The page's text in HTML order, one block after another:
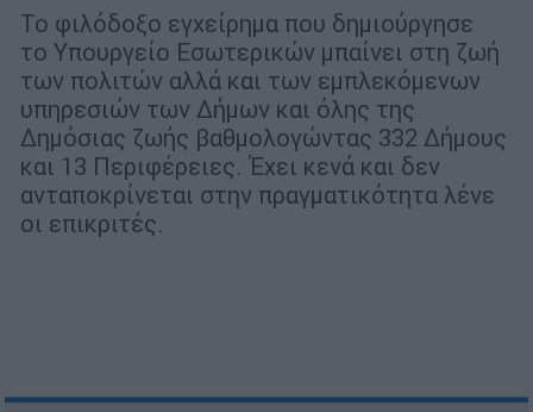
Το φιλόδοξο εγχείρημα που δημιούργησε
το Υπουργείο Εσωτερικών μπαίνει στη ζωή
των πολιτών αλλά και των εμπλεκόμενων
υπηρεσιών των Δήμων και όλης της
Δημόσιας ζωής βαθμολογώντας 332 Δήμους
και 13 Περιφέρειες. Έχει κενά και δεν
ανταποκρίνεται στην πραγματικότητα λένε
οι επικριτές.